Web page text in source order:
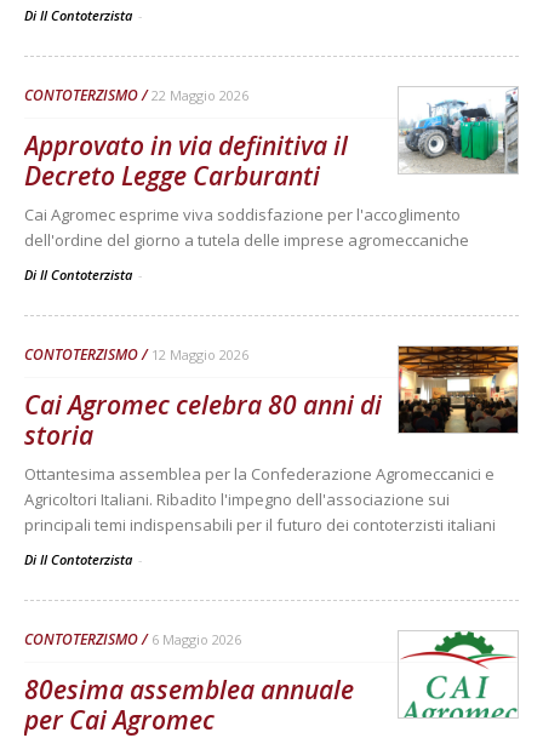
Di Il Contoterzista -
CONTOTERZISMO 22 Maggio 2026
Approvato in via definitiva il
Decreto Legge Carburanti
Cai Agromec esprime viva soddisfazione per l'accoglimento
dell'ordine del giorno a tutela delle imprese agromeccaniche
Di Il Contoterzista -
CONTOTERZISMO 12 Maggio 2026
Cai Agromec celebra 80 anni di
storia
Ottantesima assemblea per la Confederazione Agromeccanici e
Agricoltori Italiani. Ribadito l'impegno dell'associazione sui
principali temi indispensabili per il futuro dei contoterzisti italiani
Di Il Contoterzista -
CONTOTERZISMO 6 Maggio 2026
80esima assemblea annuale
per Cai Agromec